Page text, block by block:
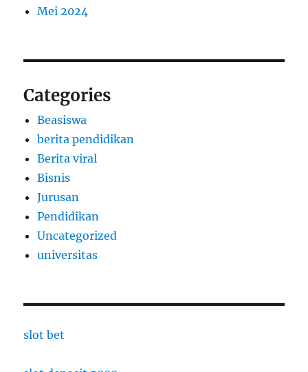
Mei 2024
Categories
Beasiswa
berita pendidikan
Berita viral
Bisnis
Jurusan
Pendidikan
Uncategorized
universitas
slot bet